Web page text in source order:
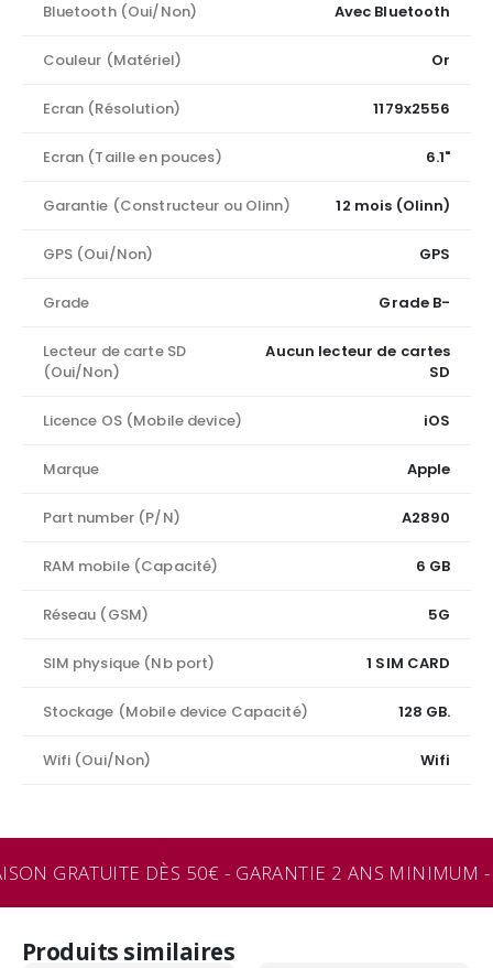
Bluetooth (Oui/Non) Avec Bluetooth
Couleur (Matériel) Or
Ecran (Résolution) 1179x2556
Ecran (Taille en pouces) 6.1"
Garantie (Constructeur ou Olinn) 12 mois (Olinn)
GPS (Oui/Non) GPS
Grade Grade B-
Lecteur de carte SD
(Oui/Non)
Aucun lecteur de cartes
SD
Licence OS (Mobile device) iOS
Marque Apple
Part number (P/N) A2890
RAM mobile (Capacité) 6 GB
Réseau (GSM) 5G
SIM physique (Nb port) 1 SIM CARD
Stockage (Mobile device Capacité) 128 GB.
Wifi (Oui/Non) Wifi
GRATUITE DÈS 50€ - GARANTIE 2 ANS MINIMUM
Produits similaires